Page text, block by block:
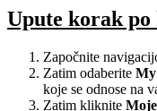
Upute korak
Započnite
Zatim odaberite My
koje se odnose na
Zatim kliknite